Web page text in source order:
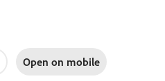
Open on mobile